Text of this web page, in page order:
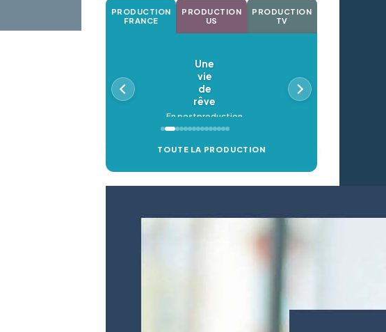
PRODUCTION
FRANCE
PRODUCTION
US
PRODUCTION
TV
Une
vie
de
rêve
En postproduction
TOUTE LA PRODUCTION